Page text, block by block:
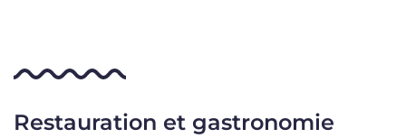
Restauration et gastronomie